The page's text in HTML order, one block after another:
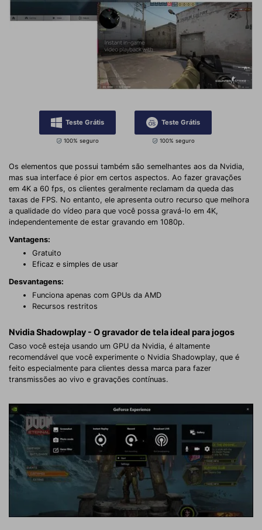
Teste Grátis
100% seguro
Teste Grátis
100% seguro
Os elementos que possui também são semelhantes aos da Nvidia,
mas sua interface é pior em certos aspectos. Ao fazer gravações
em 4K a 60 fps, os clientes geralmente reclamam da queda das
taxas de FPS. No entanto, ele apresenta outro recurso que melhora
a qualidade do vídeo para que você possa gravá-lo em 4K,
independentemente de estar gravando em 1080p.
Vantagens:
Gratuito
Eficaz e simples de usar
Desvantagens:
Funciona apenas com GPUs da AMD
Recursos restritos
Nvidia Shadowplay - O gravador de tela ideal para jogos
Caso você esteja usando um GPU da Nvidia, é altamente
recomendável que você experimente o Nvidia Shadowplay, que é
feito especialmente para clientes dessa marca para fazer
transmissões ao vivo e gravações contínuas.